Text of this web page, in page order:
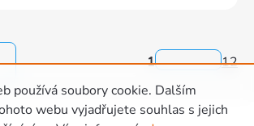
používá soubory cookie. Dalším
webu vyjadřujete souhlas s jejich
1 12